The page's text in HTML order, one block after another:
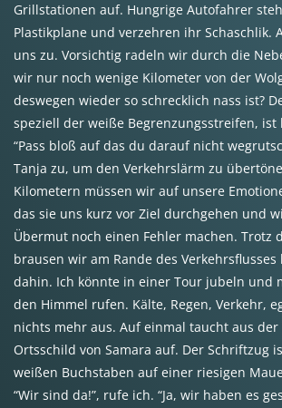
Grillstationen auf. Hungrige Autofahrer
Plastikplane und verzehren ihr Schaschlik.
uns zu. Vorsichtig radeln wir durch die
wir nur noch wenige Kilometer von der
deswegen wieder so schrecklich nass ist?
speziell der weiße Begrenzungsstreifen, ist
“Pass bloß auf das du darauf nicht
Tanja zu, um den Verkehrslärm zu
Kilometern müssen wir auf unsere
das sie uns kurz vor Ziel durchgehen und
Übermut noch einen Fehler machen. Trotz
brausen wir am Rande des
dahin. Ich könnte in einer Tour jubeln und
den Himmel rufen. Kälte, Regen, Verkehr,
nichts mehr aus. Auf einmal taucht aus
Ortsschild von Samara auf. Der Schriftzug
weißen Buchstaben auf einer riesigen
“Wir sind da!”, rufe ich. “Ja, wir haben es